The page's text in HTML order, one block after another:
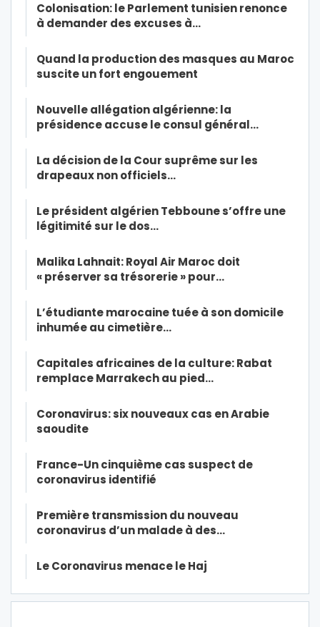
Colonisation: le Parlement tunisien renonce
à demander des excuses à…
Quand la production des masques au Maroc
suscite un fort engouement
Nouvelle allégation algérienne: la
présidence accuse le consul général…
La décision de la Cour suprême sur les
drapeaux non officiels…
Le président algérien Tebboune s’offre une
légitimité sur le dos…
Malika Lahnait: Royal Air Maroc doit
« préserver sa trésorerie » pour…
L’étudiante marocaine tuée à son domicile
inhumée au cimetière…
Capitales africaines de la culture: Rabat
remplace Marrakech au pied…
Coronavirus: six nouveaux cas en Arabie
saoudite
France-Un cinquième cas suspect de
coronavirus identifié
Première transmission du nouveau
coronavirus d’un malade à des…
Le Coronavirus menace le Haj